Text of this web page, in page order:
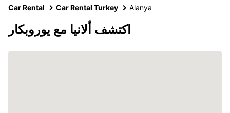
Car Rental Car Rental Turkey Alanya
اكتشف ألانيا مع يوروبكار